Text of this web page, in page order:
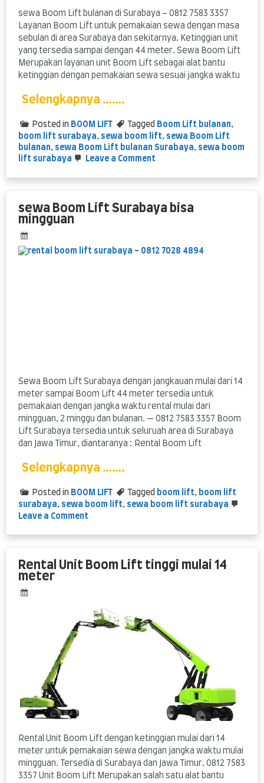
sewa Boom Lift bulanan di Surabaya – 0812 7583 3357
Layanan Boom Lift untuk pemakaian sewa dengan masa
sebulan di area Surabaya dan sekitarnya. Ketinggian unit
yang tersedia sampai dengan 44 meter. Sewa Boom Lift
Merupakan layanan unit Boom Lift sebagai alat bantu
ketinggian dengan pemakaian sewa sesuai jangka waktu
Selengkapnya …….
Posted in BOOM LIFT Tagged Boom Lift bulanan,
boom lift surabaya, sewa boom lift, sewa Boom Lift
bulanan, sewa Boom Lift bulanan Surabaya, sewa boom
lift surabaya
Leave a Commenton
bulanan
di
sewa Boom Lift Surabaya bisa
mingguan
Sewa Boom Lift Surabaya dengan jangkauan mulai dari 14
meter sampai Boom Lift 44 meter tersedia untuk
pemakaian dengan jangka waktu rental mulai dari
mingguan, 2 minggu dan bulanan. — 0812 7583 3357 Boom
Lift Surabaya tersedia untuk seluruah area di Surabaya
dan Jawa Timur, diantaranya : Rental Boom Lift
Selengkapnya …….
Posted in BOOM LIFT Tagged boom lift, boom lift
surabaya, sewa boom lift, sewa boom lift surabaya
Leave a Commenton
Surabaya
bisa
Rental Unit Boom Lift tinggi mulai 14
meter
Rental Unit Boom Lift dengan ketinggian mulai dari 14
meter untuk pemakaian sewa dengan jangka waktu mulai
mingguan. Tersedia di Surabaya dan Jawa Timur. 0812 7583
3357 Unit Boom Lift Merupakan salah satu alat bantu